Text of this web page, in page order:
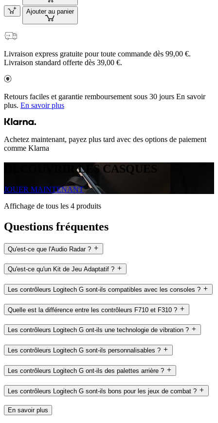
Ajouter au panier
Livraison express gratuite pour toute commande dès 99,00 €.
Livraison standard offerte dès 39,00 €.
Retours faciles et garantie remboursement sous 30 jours En savoir
plus. En savoir plus
Achetez maintenant, payez plus tard avec des options de paiement
comme Klarna
DÉCOUVRIR LES CASQUES
JOUER MAINTENANT
Affichage de tous les 4 produits
Questions fréquentes
Qu'est-ce que l'Audio Radar ?
Qu'est-ce qu'un Kit de Jeu Adaptatif ?
Les contrôleurs Logitech G sont-ils compatibles avec les consoles ?
Quelle est la différence entre les contrôleurs F710 et F310 ?
Les contrôleurs Logitech G ont-ils une technologie de vibration ?
Les contrôleurs Logitech G sont-ils personnalisables ?
Les contrôleurs Logitech G ont-ils des palettes arrière ?
Les contrôleurs Logitech G sont-ils bons pour les jeux de combat ?
En savoir plus